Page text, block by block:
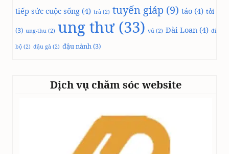
tiếp sức cuộc sống (4) trà (2) tuyến giáp (9) táo (4) tỏi
(3) ung-thu (2) ung thư(33) vú (2) Đài Loan (4) đi
bộ (2) đậu gà (2) đậu nành(3)
Dịch vụ chăm sóc website